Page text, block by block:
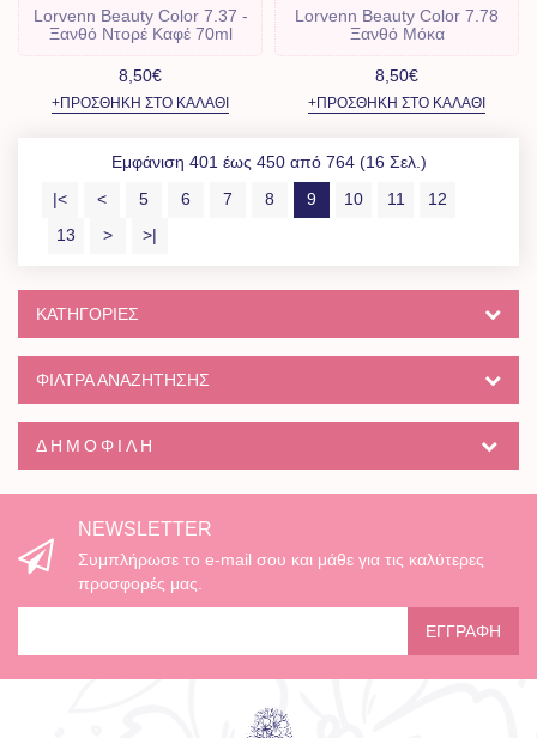
Lorvenn Beauty Color 7.37 -
Ξανθό Ντορέ Καφέ 70ml
8,50€
+ΠΡΟΣΘΉΚΗ ΣΤΟ ΚΑΛΆΘΙ
Lorvenn Beauty Color 7.78
Ξανθό Μόκα
8,50€
+ΠΡΟΣΘΉΚΗ ΣΤΟ ΚΑΛΆΘΙ
Εμφάνιση 401 έως 450 από 764 (16 Σελ.)
|<
< 5 6 7 8 9 10 11
12
13
> >|
ΚΑΤΗΓΟΡΊΕΣ
ΦΙΛΤΡΑ ΑΝΑΖΗΤΗΣΗΣ
ΔΗΜΟΦΙΛΉ
NEWSLETTER
Συμπλήρωσε το e-mail σου και μάθε για τις καλύτερες
προσφορές μας.
ΕΓΓΡΑΦΉ